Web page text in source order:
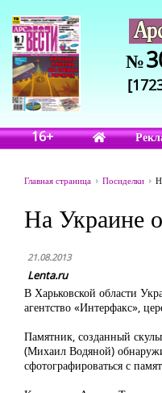
№
16+
Главная страница Посиделки
На Украине
21.08.2013
Lenta.ru
В Харьковской области
агентство «Интерфакс»,
Памятник, созданный
(Михаил Водяной)
сфотографироваться с